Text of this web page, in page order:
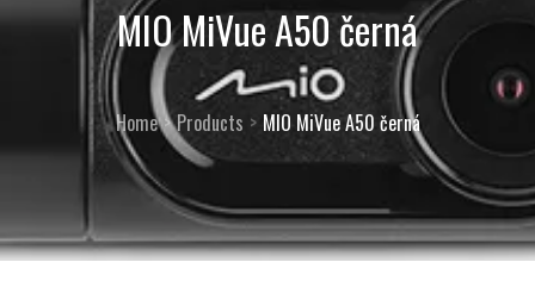
MIO MiVue A50 černá
Home Products MIO MiVue A50 černá